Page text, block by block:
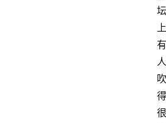
坛
上
有
人
吹
得
很